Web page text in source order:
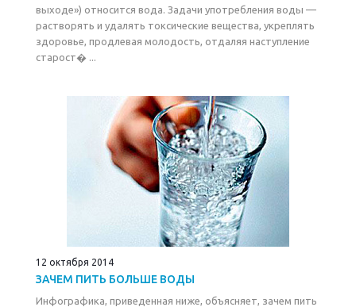
выходе») относится вода. Задачи употребления воды —
растворять и удалять токсические вещества, укреплять
здоровье, продлевая молодость, отдаляя наступление
старост� ...
12 октября 2014
ЗАЧЕМ ПИТЬ БОЛЬШЕ ВОДЫ
Инфографика, приведенная ниже, объясняет, зачем пить